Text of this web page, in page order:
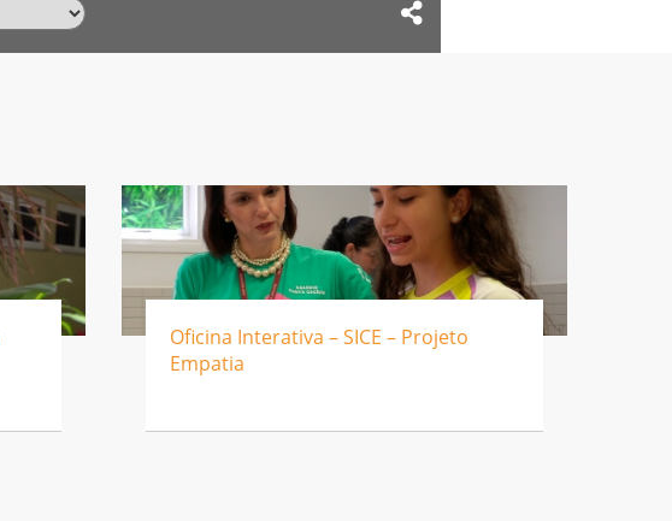
Oficina Interativa – SICE – Projeto
Empatia